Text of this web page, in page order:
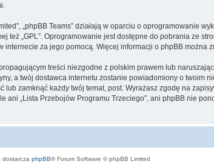
„phpBB Teams” działają w oparciu o oprogramowanie
też „GPL”. Oprogramowanie jest dostępne do pobrania ze
za jego pomocą. Więcej informacji o phpBB można
treści niezgodne z polskim prawem lub
a twój dostawca internetu zostanie powiadomiony o twoim
lub zamknąć każdy twój temat, post. Wyrażasz zgodę na
„Lista Przebojów Programu Trzeciego”, ani phpBB nie
dostarcza phpBB® Forum Software © phpBB Limited